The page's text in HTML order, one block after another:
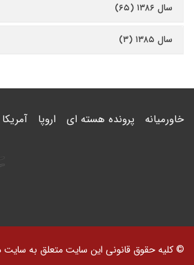
سال ۱۳۸۶ (۶۵)
سال ۱۳۸۵ (۳)
خاورمیانه پرونده هسته ای اروپا آمریکا
© کلیه حقوق قانونی این سایت متعلق به سایت